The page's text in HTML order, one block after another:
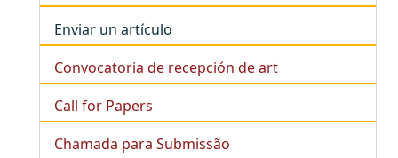
Enviar un artículo
Convocatoria de recepción de art
Call for Papers
Chamada para Submissão